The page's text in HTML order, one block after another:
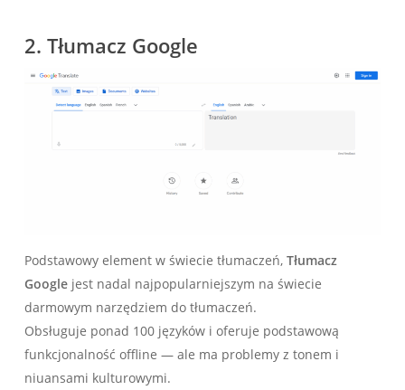
2. Tłumacz Google
Podstawowy element w świecie tłumaczeń, Tłumacz
Googlejest nadal najpopularniejszym na świecie
darmowym narzędziem do tłumaczeń.
Obsługuje ponad 100 języków i oferuje podstawową
funkcjonalność offline — ale ma problemy z tonem i
niuansami kulturowymi.